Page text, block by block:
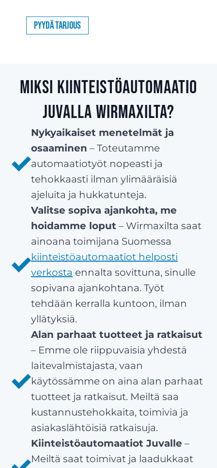
Pyydä tarjous
Miksi kiinteistöautomaatio
Juvalla Wirmaxilta?
Nykyaikaiset menetelmät ja
osaaminen – Toteutamme
automaatiotyöt nopeasti ja
tehokkaasti ilman ylimääräisiä
ajeluita ja hukkatunteja.
Valitse sopiva ajankohta, me
hoidamme loput – Wirmaxilta saat
ainoana toimijana Suomessa
kiinteistöautomaatiot helposti
verkosta ennalta sovittuna, sinulle
sopivana ajankohtana. Työt
tehdään kerralla kuntoon, ilman
yllätyksiä.
Alan parhaat tuotteet ja ratkaisut
– Emme ole riippuvaisia yhdestä
laitevalmistajasta, vaan
käytössämme on aina alan parhaat
tuotteet ja ratkaisut. Meiltä saa
kustannustehokkaita, toimivia ja
asiakaslähtöisiä ratkaisuja.
Kiinteistöautomaatiot Juvalle –
Meiltä saat toimivat ja laadukkaat